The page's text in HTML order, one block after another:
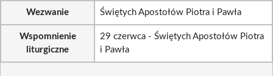
Wezwanie Świętych Apostołów Piotra i Pawła
Wspomnienie
liturgiczne
29 czerwca - Świętych Apostołów Piotra
i Pawła